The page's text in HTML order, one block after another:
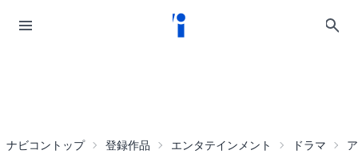
ナビコントップ 登録作品 エンタテインメント ドラマ